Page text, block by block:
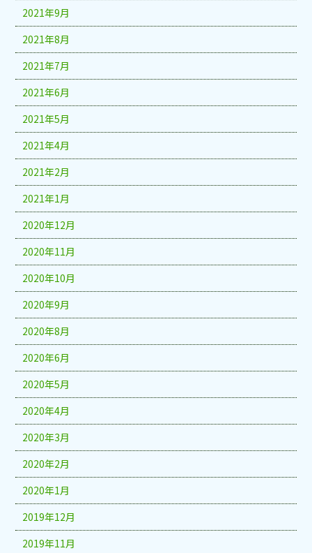
2021年9月
2021年8月
2021年7月
2021年6月
2021年5月
2021年4月
2021年2月
2021年1月
2020年12月
2020年11月
2020年10月
2020年9月
2020年8月
2020年6月
2020年5月
2020年4月
2020年3月
2020年2月
2020年1月
2019年12月
2019年11月